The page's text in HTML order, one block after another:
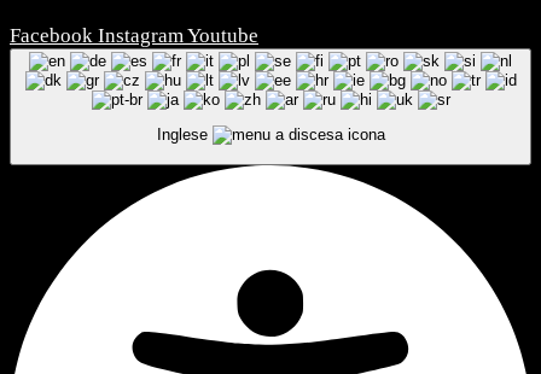
Facebook InstagramYoutube
Inglese